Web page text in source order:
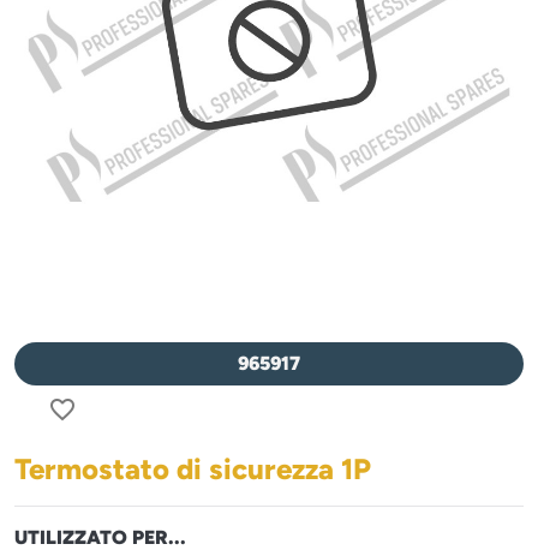
965917
favorite_border
Termostato di sicurezza 1P
UTILIZZATO PER...